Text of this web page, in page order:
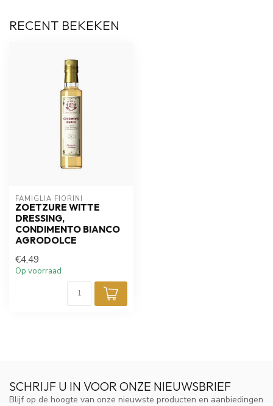
RECENT BEKEKEN
FAMIGLIA FIORINI
ZOETZURE WITTE
DRESSING,
CONDIMENTO BIANCO
AGRODOLCE
€4,49
Op voorraad
SCHRIJF U IN VOOR ONZE NIEUWSBRIEF
Blijf op de hoogte van onze nieuwste producten en aanbiedingen